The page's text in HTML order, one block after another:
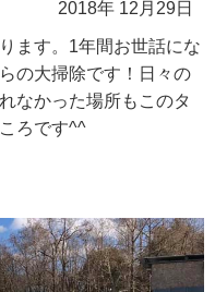
2018年 12月29日
ます。1年間お世話にな
の大掃除です！日々の
なかった場所もこのタ
ろです^^